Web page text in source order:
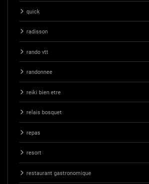
quick
radisson
rando vtt
randonnee
reiki bien etre
relais bosquet
repas
resort
restaurant gastronomique